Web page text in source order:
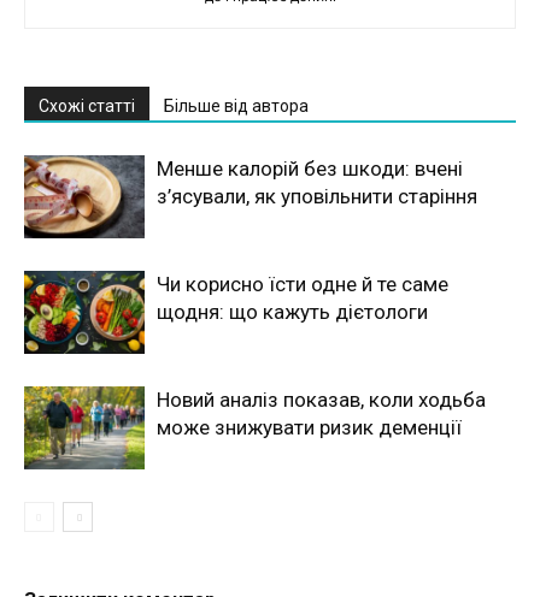
Схожі статті Більше від автора
Менше калорій без шкоди: вчені
з’ясували, як уповільнити старіння
Чи корисно їсти одне й те саме
щодня: що кажуть дієтологи
Новий аналіз показав, коли ходьба
може знижувати ризик деменції